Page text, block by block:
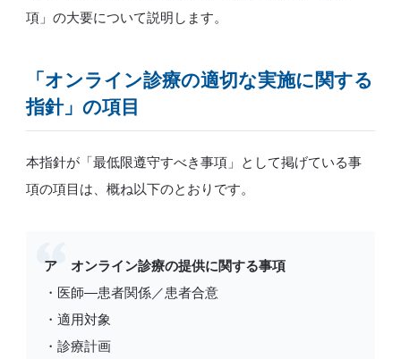
項」の大要について説明します。
「オンライン診療の適切な実施に関する
指針」の項目
本指針が「最低限遵守すべき事項」として掲げている事
項の項目は、概ね以下のとおりです。
ア オンライン診療の提供に関する事項
・医師―患者関係／患者合意
・適用対象
・診療計画